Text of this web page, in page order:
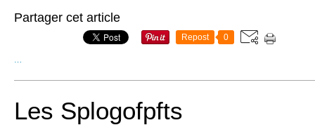
Partager cet article
Repost 0
…
Les Splogofpfts